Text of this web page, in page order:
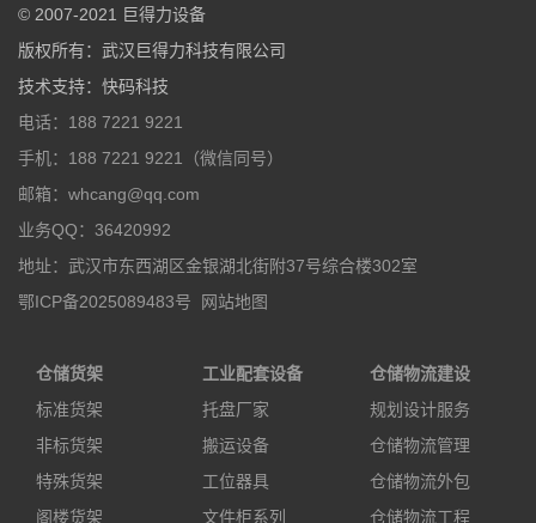
© 2007-2021
巨得力设备
版权所有： 武汉巨得力科技有限公司
技术支持： 快码科技
电话：188 7221 9221
手机：188 7221 9221（微信同号）
邮箱：whcang@qq.com
业务QQ：36420992
地址：武汉市东西湖区金银湖北街附37号综合楼302室
鄂ICP备2025089483号
网站地图
仓储货架
标准货架
非标货架
特殊货架
阁楼货架
工业配套设备
托盘厂家
搬运设备
工位器具
文件柜系列
仓储物流建设
规划设计服务
仓储物流管理
仓储物流外包
仓储物流工程